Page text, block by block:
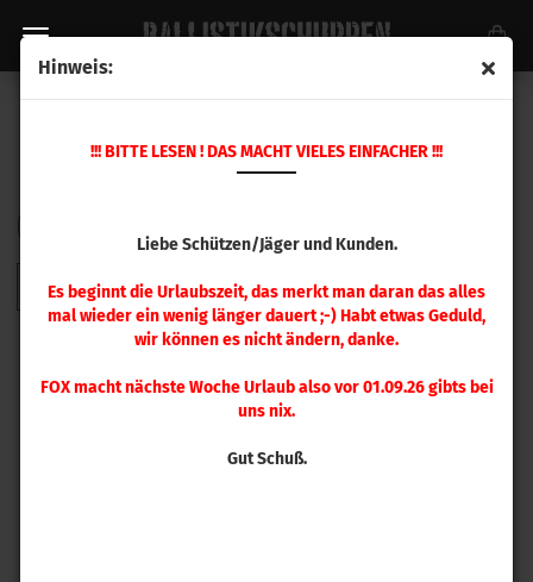
Hinweis:
!!! BITTE LESEN ! DAS MACHT VIELES EINFACHER !!!
Liebe Schützen/Jäger und Kunden.
Es beginnt die Urlaubszeit, das merkt man daran das alles
mal wieder ein wenig länger dauert ;-) Habt etwas Geduld,
wir können es nicht ändern, danke.
FOX macht nächste Woche Urlaub also vor 01.09.26 gibts bei
uns nix.
Gut Schuß.